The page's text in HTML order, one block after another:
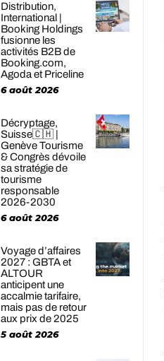
Distribution,
International |
Booking Holdings
fusionne les
activités B2B de
Booking.com,
Agoda et Priceline
6 août 2026
Décryptage,
Suisse🇨🇭 |
Genève Tourisme
& Congrès dévoile
sa stratégie de
tourisme
responsable
2026-2030
6 août 2026
Voyage d’affaires
2027 : GBTA et
ALTOUR
anticipent une
accalmie tarifaire,
mais pas de retour
aux prix de 2025
5 août 2026